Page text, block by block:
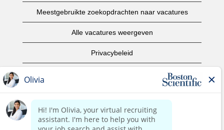
Meestgebruikte zoekopdrachten naar vacatures
Alle vacatures weergeven
Privacybeleid
Copyright informatie
Contact opnemen